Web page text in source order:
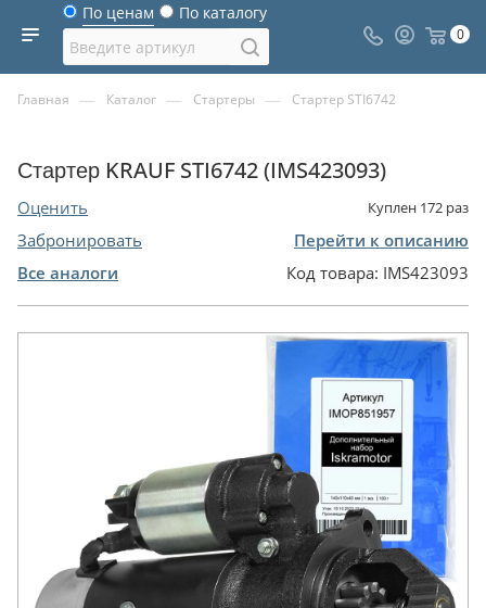
По ценам По каталогу
0
Главная — Каталог — Стартеры — Стартер STI6742
Стартер KRAUF STI6742 (IMS423093)
Оценить Куплен 172 раз
Забронировать
Перейти к описанию
Все аналоги
Код товара: IMS423093